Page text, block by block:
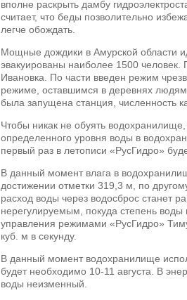
вполне раскрыть дамбу
считает, что беды позволительно
легче обождать.
Мощные дождики в Амурской области
эвакуированы наиболее 1500
Ивановка. По части введен режим
режиме, оставшимся в деревнях людям
была запущена станция, численность
Чтобы никак не обуять
определенного уровня воды в
первый раз в летописи «РусГидро»
В данный момент влага в
достижении отметки 319,3 м, по
расход воды через водосброс станет
нерегулируемым, покуда степень
управления режимами «РусГидро»
куб. м в секунду.
В данный момент водохранилище
будет необходимо 10-11 августа. В
воды неизменный.